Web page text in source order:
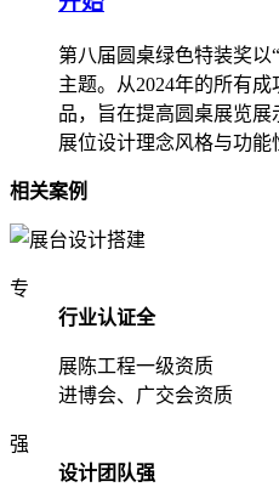
第八届圆桌绿色特装奖以
主题。从2024年的所有
品，旨在提高圆桌展览
展位设计理念风格与功能
相关案例
专
行业认证全
展陈工程一级资质
进博会、广交会资质
强
设计团队强